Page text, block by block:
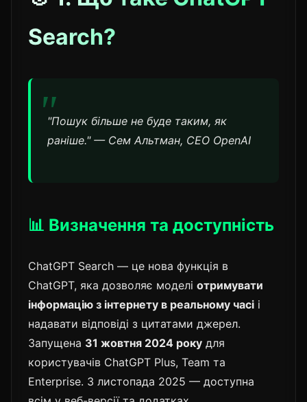
Search?
"Пошук більше не буде таким, як
раніше." — Сем Альтман, CEO OpenAI
📊 Визначення та доступність
ChatGPT Search — це нова функція в
ChatGPT, яка дозволяє моделі отримувати
інформацію з інтернету в реальному часі і
надавати відповіді з цитатами джерел.
Запущена 31 жовтня 2024 року для
користувачів ChatGPT Plus, Team та
Enterprise. З листопада 2025 — доступна